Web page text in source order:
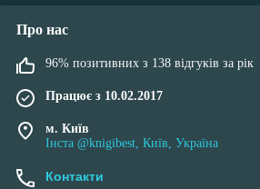
Про нас
96% позитивних з 138 відгуків за рік
Працює з 10.02.2017
м. Київ
Інста @knigibest, Київ, Україна
Контакти